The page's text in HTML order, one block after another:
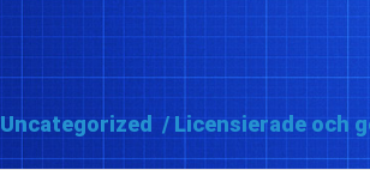
Uncategorized / Licensierade och